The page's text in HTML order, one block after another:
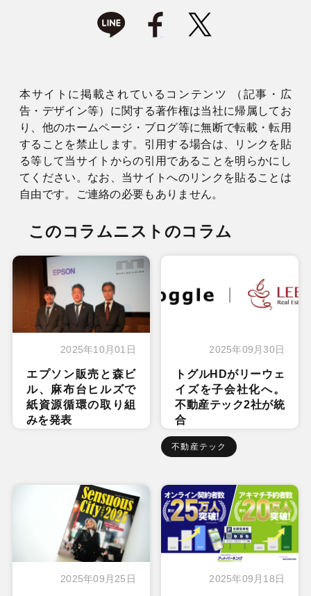
本サイトに掲載されているコンテンツ （記事・広
告・デザイン等）に関する著作権は当社に帰属してお
り、他のホームページ・ブログ等に無断で転載・転用
することを禁止します。引用する場合は、リンクを貼
る等して当サイトからの引用であることを明らかにし
てください。なお、当サイトへのリンクを貼ることは
自由です。ご連絡の必要もありません。
このコラムニストのコラム
2025年10月01日
エプソン販売と森ビ
ル、麻布台ヒルズで
紙資源循環の取り組
みを発表
2025年09月30日
トグルHDがリーウェ
イズを子会社化へ。
不動産テック2社が統
合
不動産テック
2025年09月25日 2025年09月18日